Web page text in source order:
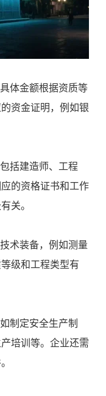
体金额根据资质等
资金证明，例如银
括建造师、工程
的资格证书和工作
关。
术装备，例如测量
级和工程类型有
制定安全生产制
培训等。企业还需